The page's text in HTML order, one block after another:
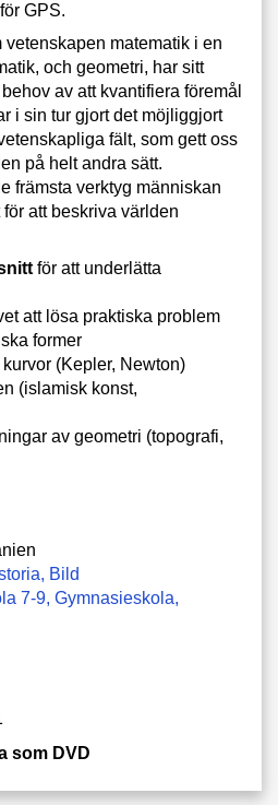
GPS.
vetenskapen matematik i en
och geometri, har sitt
av att kvantifiera föremål
i sin tur gjort det möjliggjort
fält, som gett oss
på helt andra sätt.
främsta verktyg människan
att beskriva världen
för att underlätta
att lösa praktiska problem
former
(Kepler, Newton)
(islamisk konst,
av geometri (topografi,
Bild
7-9 Gymnasieskola
som DVD